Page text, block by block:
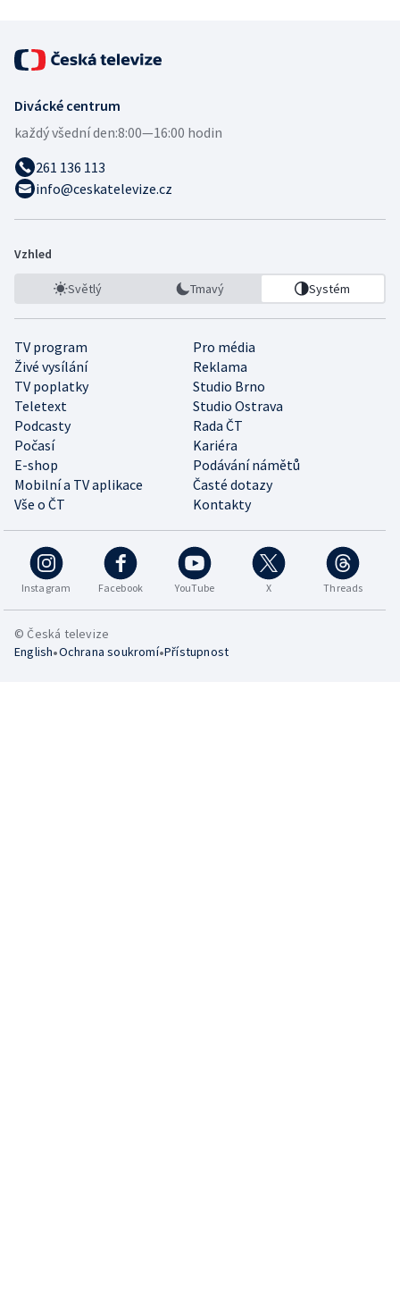
Divácké centrum
každý všední den:8:00—16:00 hodin
261 136 113
info@ceskatelevize.cz
Vzhled
Světlý Tmavý Systém
TV program
Pro média
Živé vysílání
Reklama
TV poplatky
Studio Brno
Teletext
Studio Ostrava
Podcasty
Rada ČT
Počasí
Kariéra
E-shop
Podávání námětů
Mobilní a TV aplikace
Časté dotazy
Vše o ČT
Kontakty
Instagram Facebook YouTube X Threads
© Česká televize
English•Ochrana soukromí•Přístupnost